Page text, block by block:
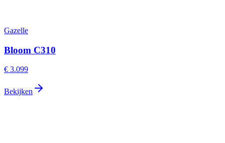
Gazelle
Bloom C310
€ 3.099
Bekijken